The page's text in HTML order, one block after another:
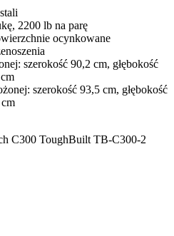
2200 lb na parę
ocynkowane
szerokość 90,2 cm, głębokość
szerokość 93,5 cm, głębokość
C300 ToughBuilt TB-C300-2